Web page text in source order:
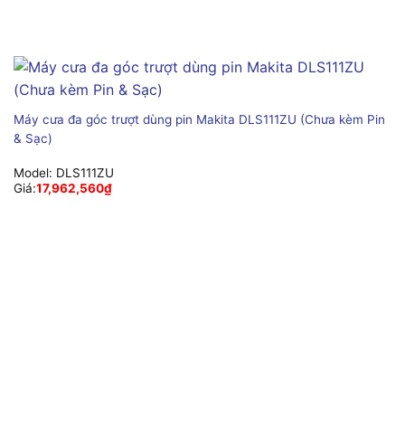
Máy cưa đa góc trượt dùng pin Makita DLS111ZU (Chưa kèm Pin
& Sạc)
Model: DLS111ZU
Giá:17,962,560₫